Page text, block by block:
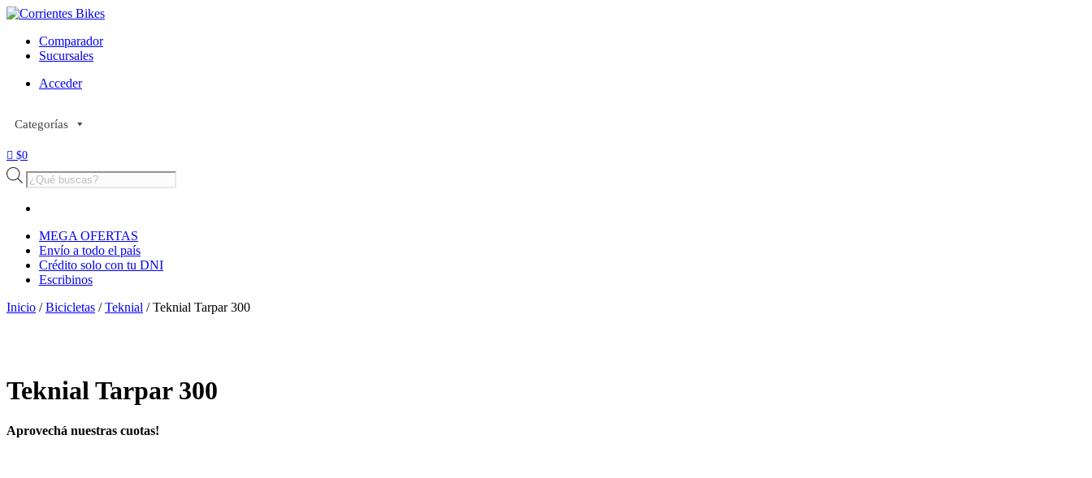
Comparador
Sucursales
Acceder
Categorías
$0
Búsqueda
de
MEGA OFERTAS
Envío a todo el país
Crédito solo con tu DNI
Escribinos
Inicio /Bicicletas /Teknial / Teknial Tarpar 300
Teknial Tarpar 300
Aprovechá nuestras cuotas!